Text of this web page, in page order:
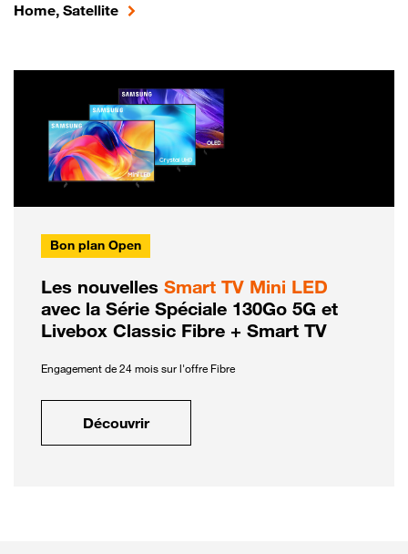
Home, Satellite
Bon plan Open
Les nouvelles Smart TV Mini LED
avec la Série Spéciale 130Go 5G et
Livebox Classic Fibre + Smart TV
Engagement de 24 mois sur l'offre Fibre
Découvrir